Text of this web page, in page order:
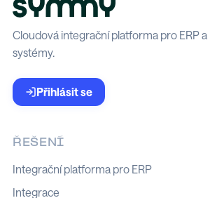
Cloudová integrační platforma pro ERP
systémy.
Přihlásit se
ŘEŠENÍ
Integrační platforma pro ERP
Integrace